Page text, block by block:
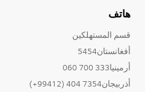
هاتف
قسم المستهلكين
أفغانستان5454
أرمينيا333 700 060
أذربيجان7354 404 (99412+)